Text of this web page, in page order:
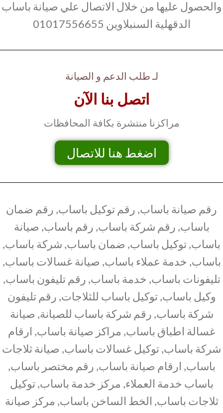
والحصول عليها من خلال الاتصال علي صيانة باساب
الدقهلية السنبلاوين 01017556655
لـ طلب الدعم و الصيانة
اتصل بنا الآن
مراكزنا منتشرة بكافة المحافظات
اضغط هنا للاتصال
رقم صيانة باساب, رقم توكيل باساب, رقم ضمان
باساب, رقم شركة باساب, رقم باساب, صيانة
باساب, توكيل باساب, ضمان باساب, شركة باساب,
باساب, خدمة عملاء باساب, صيانة غسالات باساب,
تليفونات باساب, خدمة باساب, رقم تليفون باساب,
وكيل باساب, توكيل باساب للثلاجات, رقم تليفون
شركة باساب, رقم شركة باساب للصيانة, صيانة
غسالة اطباق باساب, مراكز صيانة باساب, ارقام
شركة باساب, توكيل غسالات باساب, صيانة ثلاجات
باساب, ارقام صيانة باساب, رقم مختصر باساب,
باساب خدمة العملاء, مركز خدمة باساب, توكيل
ثلاجات باساب, الخط الساخن باساب, مركز صيانة